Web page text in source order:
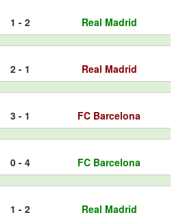
1 - 2 Real Madrid
2 - 1 Real Madrid
3 - 1 FC Barcelona
0 - 4 FC Barcelona
1 - 2 Real Madrid